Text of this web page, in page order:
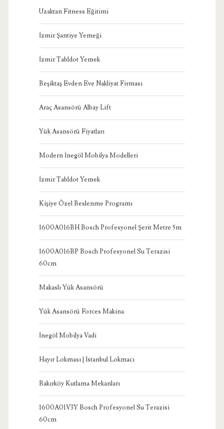
Uzaktan Fitness Eğitimi
İzmir Şantiye Yemeği
İzmir Tabldot Yemek
Beşiktaş Evden Eve Nakliyat Firması
Araç Asansörü Albay Lift
Yük Asansörü Fiyatları
Modern İnegöl Mobilya Modelleri
İzmir Tabldot Yemek
Kişiye Özel Beslenme Programı
1600A016BH Bosch Profesyonel Şerit Metre 5m
1600A016BP Bosch Profesyonel Su Terazisi
60cm
Makaslı Yük Asansörü
Yük Asansörü Forces Makina
İnegöl Mobilya Vadi
Hayır Lokması | İstanbul Lokmacı
Bakırköy Kutlama Mekanları
1600A01V3Y Bosch Profesyonel Su Terazisi
60cm